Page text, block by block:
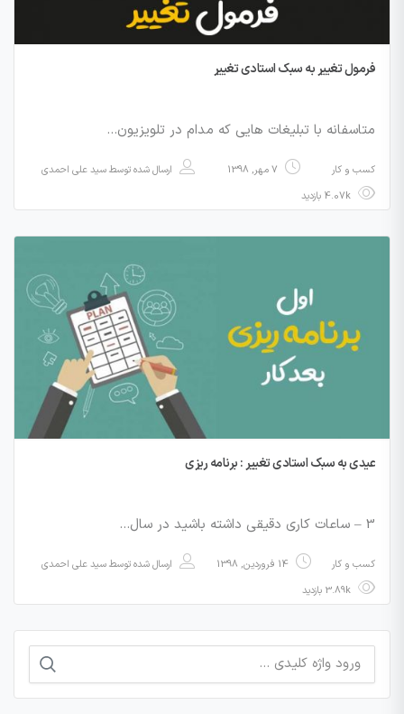
فرمول تغییر به سبک استادی تغییر
متاسفانه با تبلیغات هایی که مدام در تلویزیون…
کسب و کار 7 مهر, 1398 ارسال شده توسطسید علی احمدی
عیدی به سبک استادی تغییر : برنامه ریزی
3 – ساعات کاری دقیقی داشته باشید در سال…
کسب و کار 14 فروردین, 1398 ارسال شده توسطسید علی احمدی
جستجو
برای: